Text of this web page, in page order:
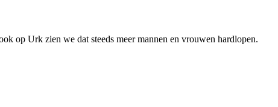
op Urk zien we dat steeds meer mannen en vrouwen hardlopen.